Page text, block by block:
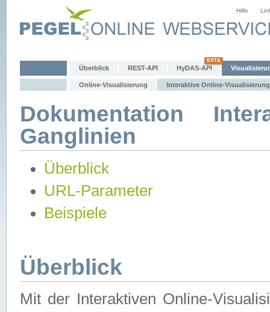
Hilfe
Überblick REST-API HyDAS-API
Online-Visualisierung Interaktive Online-Visualisierung
Dokumentation
Ganglinien
Überblick
URL-Parameter
Beispiele
Überblick
Mit der Interaktiven Online-